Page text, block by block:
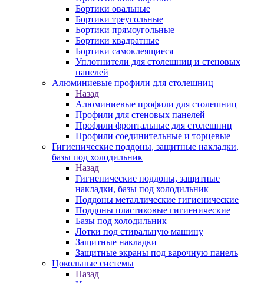
Бортики овальные
Бортики треугольные
Бортики прямоугольные
Бортики квадратные
Бортики самоклеящиеся
Уплотнители для столешниц и стеновых
панелей
Алюминиевые профили для столешниц
Назад
Алюминиевые профили для столешниц
Профили для стеновых панелей
Профили фронтальные для столешниц
Профили соединительные и торцевые
Гигиенические поддоны, защитные накладки,
базы под холодильник
Назад
Гигиенические поддоны, защитные
накладки, базы под холодильник
Поддоны металлические гигиенические
Поддоны пластиковые гигиенические
Базы под холодильник
Лотки под стиральную машину
Защитные накладки
Защитные экраны под варочную панель
Цокольные системы
Назад